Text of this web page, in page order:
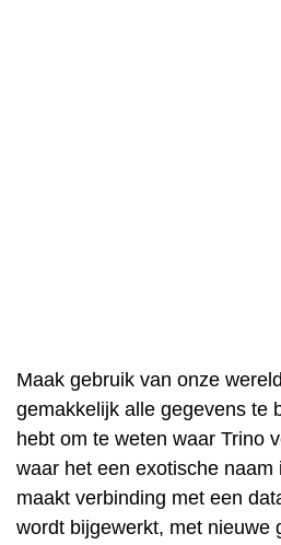
Maak gebruik van onze
gemakkelijk alle gegevens te
hebt om te weten waar Trino
waar het een exotische
maakt verbinding met een
wordt bijgewerkt, met nieuwe